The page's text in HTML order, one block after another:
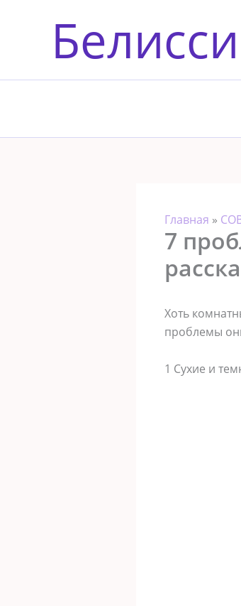
содержимому
Главная »
7
Хоть
проблемы
1 Сухие и